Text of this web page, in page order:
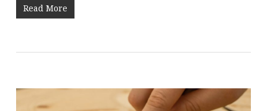
Read More